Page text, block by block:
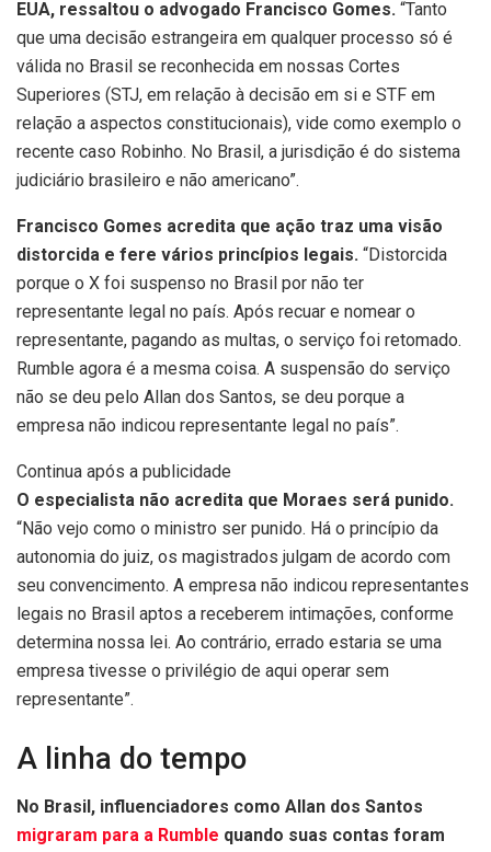
EUA, ressaltou o advogado Francisco Gomes. “Tanto
que uma decisão estrangeira em qualquer processo só é
válida no Brasil se reconhecida em nossas Cortes
Superiores (STJ, em relação à decisão em si e STF em
relação a aspectos constitucionais), vide como exemplo o
recente caso Robinho. No Brasil, a jurisdição é do sistema
judiciário brasileiro e não americano”.
Francisco Gomes acredita que ação traz uma visão
distorcida e fere vários princípios legais. “Distorcida
porque o X foi suspenso no Brasil por não ter
representante legal no país. Após recuar e nomear o
representante, pagando as multas, o serviço foi retomado.
Rumble agora é a mesma coisa. A suspensão do serviço
não se deu pelo Allan dos Santos, se deu porque a
empresa não indicou representante legal no país”.
Continua após a publicidade
O especialista não acredita que Moraes será punido.
“Não vejo como o ministro ser punido. Há o princípio da
autonomia do juiz, os magistrados julgam de acordo com
seu convencimento. A empresa não indicou representantes
legais no Brasil aptos a receberem intimações, conforme
determina nossa lei. Ao contrário, errado estaria se uma
empresa tivesse o privilégio de aqui operar sem
representante”.
A linha do tempo
No Brasil, influenciadores como Allan dos Santos
migraram para a Rumble quando suas contas foram